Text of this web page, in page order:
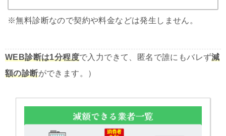
※無料診断なので契約や料金などは発生しません。
WEB診断は1分程度で入力できて、匿名で誰にもバレず減
額の診断ができます。）